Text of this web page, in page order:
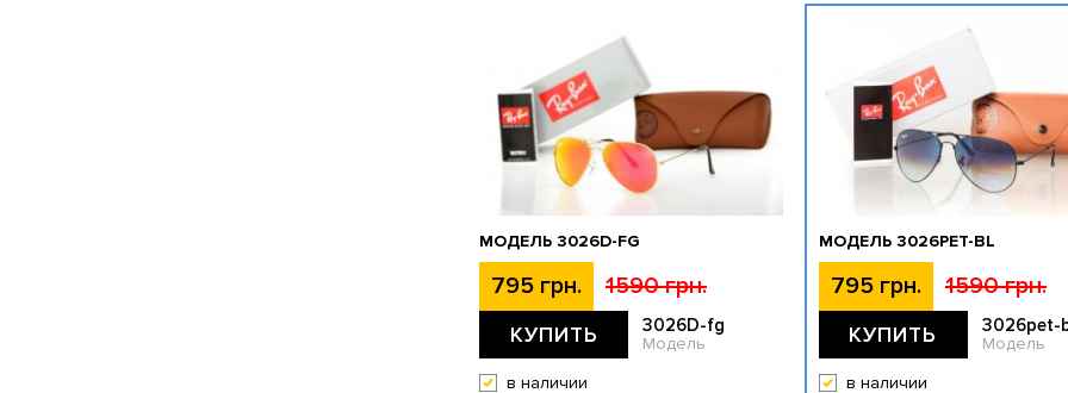
МОДЕЛЬ 3026D-FG
795 грн. 1590 грн.
КУПИТЬ 3026D-fg
Модель
в наличии
МОДЕЛЬ 3026PET-BL
795 грн. 1590 грн.
КУПИТЬ 3026pet-
Модель
в наличии